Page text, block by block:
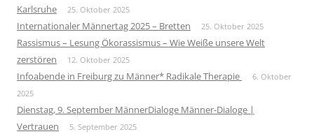
Karlsruhe
25. Oktober 2025
Internationaler Männertag 2025 – Bretten 25. Oktober 2025
Rassismus – Lesung Ökorassismus – Wie Weiße unsere Welt
zerstören
12. Oktober 2025
Infoabende in Freiburg zu Männer* Radikale Therapie
6. Oktober
2025
Dienstag, 9. September MännerDialoge Männer-Dialoge |
Vertrauen
5. September 2025